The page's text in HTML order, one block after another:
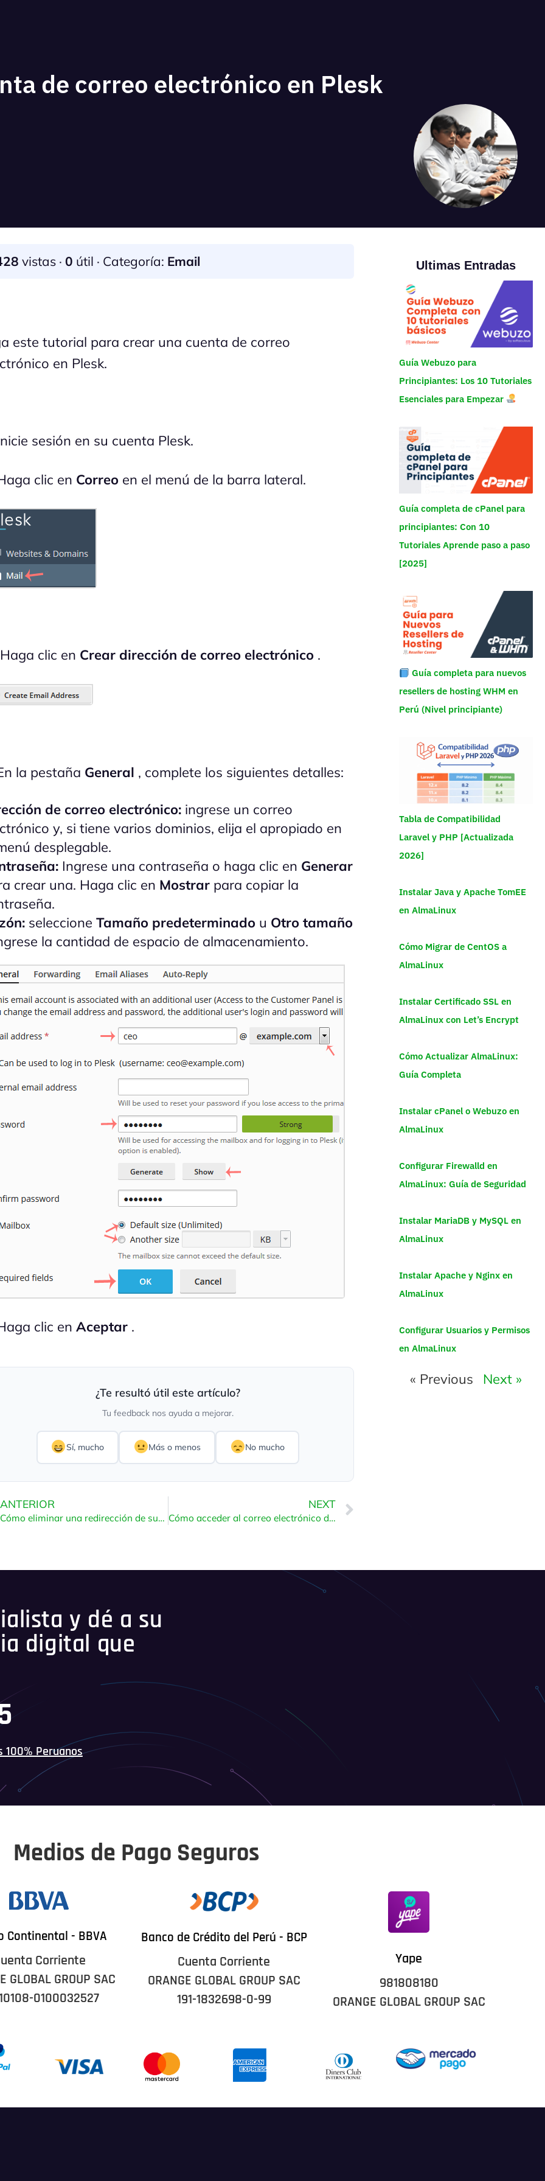
de correo electrónico en Plesk
vistas ·0 útil · Categoría: Email
este tutorial para crear una cuenta de correo
en Plesk.
sesión en su cuenta Plesk.
clic en Correo en el menú de la barra lateral.
clic en Crear dirección de correo electrónico .
la pestaña General , complete los siguientes detalles:
de correo electrónico: ingrese un correo
y, si tiene varios dominios, elija el apropiado en
desplegable.
Ingrese una contraseña o haga clic en Generar
crear una. Haga clic en Mostrar para copiar la
seleccioneTamaño predeterminado u Otro tamaño
la cantidad de espacio de almacenamiento.
clic enAceptar .
¿Te resultó útil este artículo?
Tu feedback nos ayuda a mejorar.
Sí, mucho Más o menos No mucho
ANTERIOR
Cómo eliminar una redirección de subdominio en Plesk
NEXT
Cómo acceder al correo electrónico desde Plesk Webmail
Ultimas Entradas
Guía Webuzo para
Principiantes: Los 10 Tutoriales
Esenciales para Empezar
Guía completa de cPanel para
principiantes: Con 10
Tutoriales Aprende paso a paso
[2025]
Guía completa para nuevos
resellers de hosting WHM en
Perú (Nivel principiante)
Tabla de Compatibilidad
Laravel y PHP [Actualizada
2026]
Instalar Java y Apache TomEE
en AlmaLinux
Cómo Migrar de CentOS a
AlmaLinux
Instalar Certificado SSL en
AlmaLinux con Let’s Encrypt
Cómo Actualizar AlmaLinux:
Guía Completa
Instalar cPanel o Webuzo en
AlmaLinux
Configurar Firewalld en
AlmaLinux: Guía de Seguridad
Instalar MariaDB y MySQL en
AlmaLinux
Instalar Apache y Nginx en
AlmaLinux
Configurar Usuarios y Permisos
en AlmaLinux
« Previous Next »
y dé a su
digital que
100% Peruanos
Medios de Pago Seguros
Continental - BBVA
Corriente
GLOBAL GROUP SAC
0100032527
Banco de Crédito del Perú - BCP
Cuenta Corriente
ORANGE GLOBAL GROUP SAC
191-1832698-0-99
Yape
981808180
ORANGE GLOBAL GROUP SAC